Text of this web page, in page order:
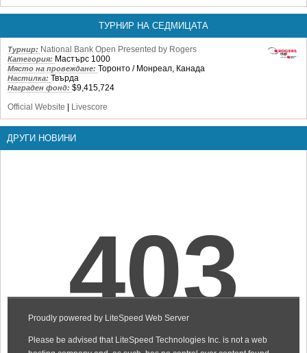
ТУРНИР НА СЕДМИЦАТА
Турнир: National Bank Open Presented by Rogers
Категория: Мастърс 1000
Място на провеждане: Торонто / Монреал, Канада
Настилка: Твърда
Награден фонд: $9,415,724
Official Website | Livescore
ДРУГИ НОВИНИ